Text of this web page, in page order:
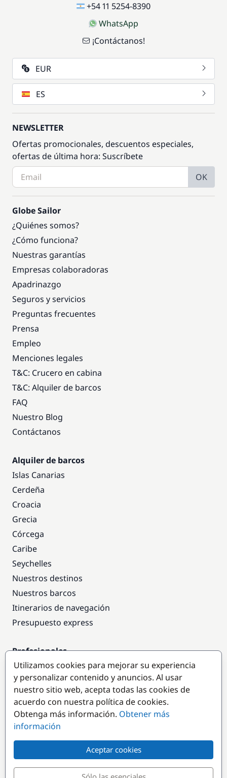
+54 11 5254-8390
WhatsApp
¡Contáctanos!
EUR
ES
NEWSLETTER
Ofertas promocionales, descuentos especiales,
ofertas de última hora: Suscríbete
OK
Globe Sailor
¿Quiénes somos?
¿Cómo funciona?
Nuestras garantías
Empresas colaboradoras
Apadrinazgo
Seguros y servicios
Preguntas frecuentes
Prensa
Empleo
Menciones legales
T&C: Crucero en cabina
T&C: Alquiler de barcos
FAQ
Nuestro Blog
Contáctanos
Alquiler de barcos
Islas Canarias
Cerdeña
Croacia
Grecia
Córcega
Caribe
Seychelles
Nuestros destinos
Nuestros barcos
Itinerarios de navegación
Presupuesto express
Profesionales
Acceso empresas
Colaborar como empresa
Destinos populares
Utilizamos cookies para mejorar su experiencia
y personalizar contenido y anuncios. Al usar
nuestro sitio web, acepta todas las cookies de
acuerdo con nuestra política de cookies.
Obtenga más información. Obtener más
información
Aceptar cookies